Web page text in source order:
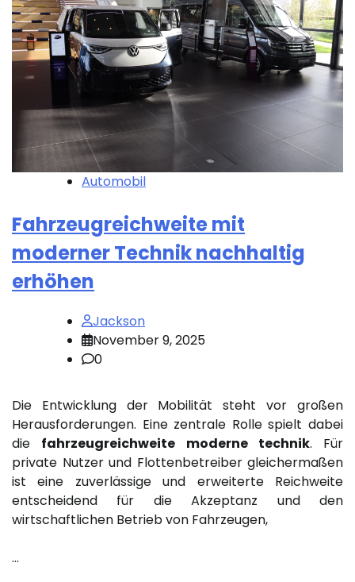
Automobil
Fahrzeugreichweite mit
moderner Technik nachhaltig
erhöhen
Jackson
November 9, 2025
0
Die Entwicklung der Mobilität steht vor großen
Herausforderungen. Eine zentrale Rolle spielt dabei
die fahrzeugreichweite moderne technik. Für
private Nutzer und Flottenbetreiber gleichermaßen
ist eine zuverlässige und erweiterte Reichweite
entscheidend für die Akzeptanz und den
wirtschaftlichen Betrieb von Fahrzeugen,
…